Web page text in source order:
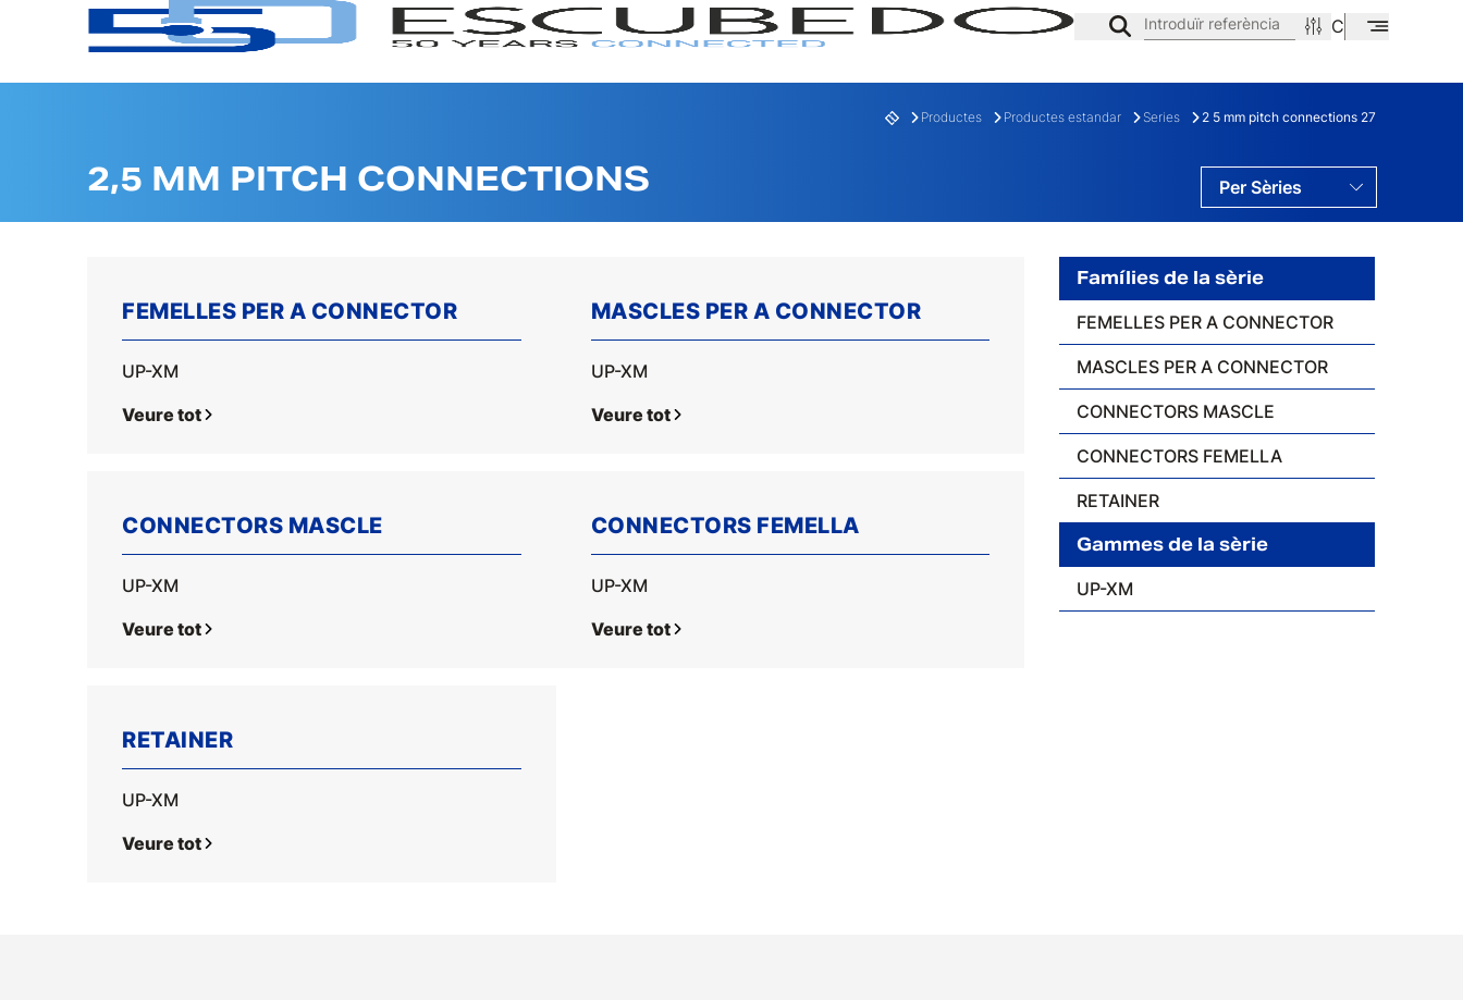
CA EN
Introduïr referència
FAMÍLIA
Productes Productes estandar Series 2 5 mm pitch connections 27
2,5 MM PITCH CONNECTIONS
Per Sèries
Per Famílies
FEMELLES PER A CONNECTOR
UP-XM
Veure tot
CONNECTORS MASCLE
UP-XM
Veure tot
RETAINER
UP-XM
Veure tot
MASCLES PER A CONNECTOR
UP-XM
Veure tot
CONNECTORS FEMELLA
UP-XM
Veure tot
Famílies de la sèrie
FEMELLES PER A CONNECTOR
MASCLES PER A CONNECTOR
CONNECTORS MASCLE
CONNECTORS FEMELLA
RETAINER
Gammes de la sèrie
UP-XM